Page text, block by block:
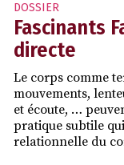
DOSSIER
Fascinants
directe
Le corps comme
mouvements,
et écoute, …
pratique subtile
relationnelle du